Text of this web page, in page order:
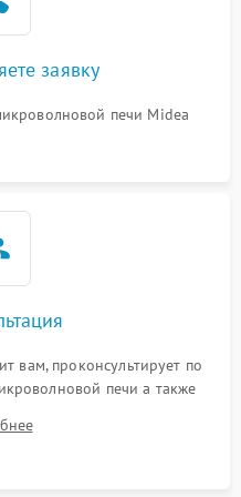
₽
₽
заявку
печи Midea
вам, проконсультирует по
печи а также